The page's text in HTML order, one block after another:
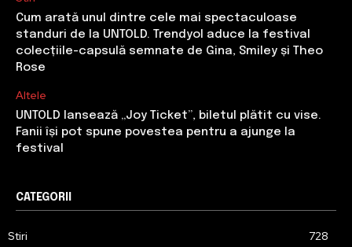
Cum arată unul dintre cele mai spectaculoase
standuri de la UNTOLD. Trendyol aduce la festival
colecțiile-capsulă semnate de Gina, Smiley și Theo
Rose
Altele
UNTOLD lansează „Joy Ticket”, biletul plătit cu vise.
Fanii își pot spune povestea pentru a ajunge la
festival
CATEGORII
Stiri 728